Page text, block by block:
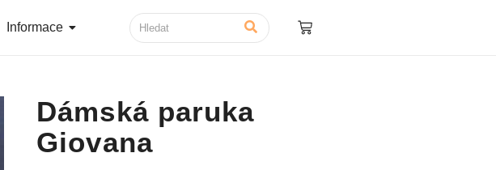
Informace
Dámská paruka
Giovana